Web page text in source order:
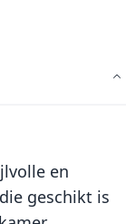
en
geschikt is